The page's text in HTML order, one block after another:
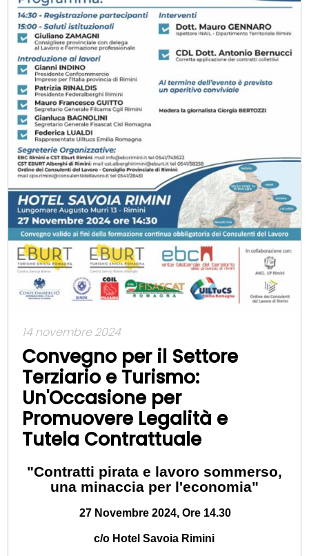
14 novembre 2024
Convegno per il Settore
Terziario e Turismo:
Un'Occasione per
Promuovere Legalità e
Tutela Contrattuale
"Contratti pirata e lavoro sommerso,
una minaccia per l'economia"
27 Novembre 2024,Ore 14.30
c/o Hotel Savoia Rimini